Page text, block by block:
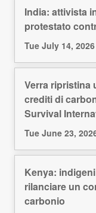
India: attivista
protestato
Tue July 14, 2026
Verra ripristina
crediti di
Survival
Tue June 23,
Kenya:
rilanciare un
carbonio